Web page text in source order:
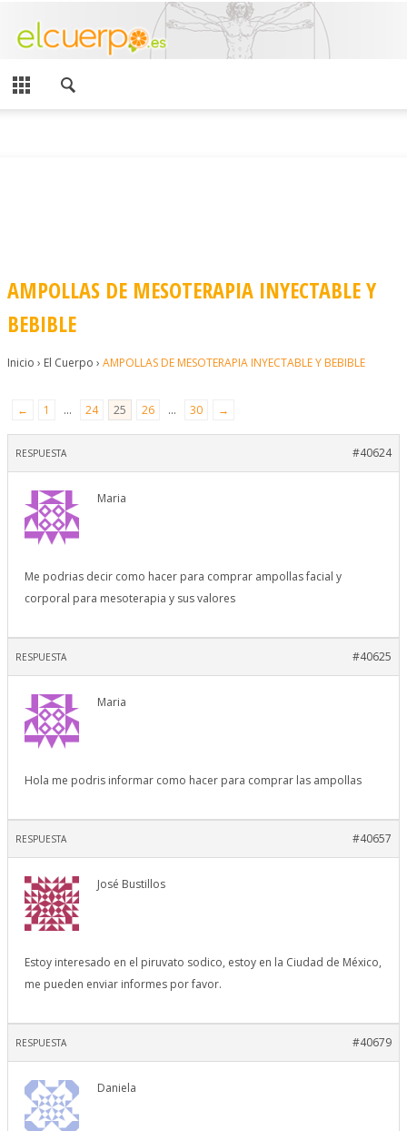
AMPOLLAS DE MESOTERAPIA INYECTABLE Y
BEBIBLE
Inicio › El Cuerpo › AMPOLLAS DE MESOTERAPIA INYECTABLE Y BEBIBLE
← 1 … 24 25 26 … 30 →
#40624
RESPUESTA
Maria
Me podrias decir como hacer para comprar ampollas facial y
corporal para mesoterapia y sus valores
#40625
RESPUESTA
Maria
Hola me podris informar como hacer para comprar las ampollas
#40657
RESPUESTA
José Bustillos
Estoy interesado en el piruvato sodico, estoy en la Ciudad de México,
me pueden enviar informes por favor.
#40679
RESPUESTA
Daniela